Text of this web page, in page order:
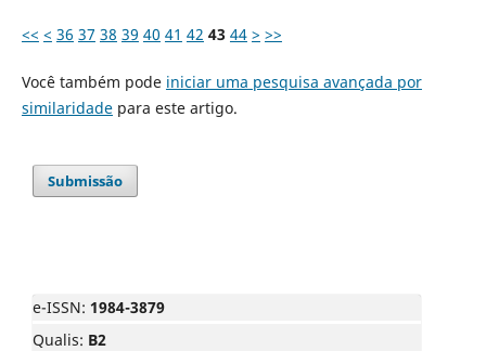
<< < 36 37 38 39 40 41 42 43 44 > >>
Você também pode iniciar uma pesquisa avançada por
similaridadepara este artigo.
Submissão
e-ISSN: 1984-3879
Qualis: B2